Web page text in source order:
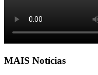
MAIS Notícias